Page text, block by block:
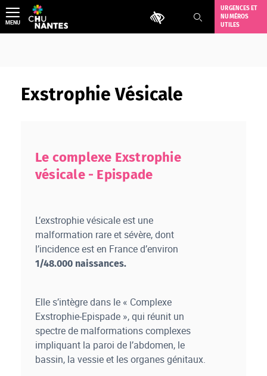
Aller
au
contenu
Outils d'accessibilité
URGENCES ET
NUMÉROS
UTILES
MENU
Exstrophie Vésicale
Le complexe Exstrophie
vésicale - Epispade
L’exstrophie vésicale est une
malformation rare et sévère, dont
l’incidence est en France d’environ
1/48.000 naissances.
Elle s’intègre dans le « Complexe
Exstrophie-Epispade », qui réunit un
spectre de malformations complexes
impliquant la paroi de l’abdomen, le
bassin, la vessie et les organes génitaux.